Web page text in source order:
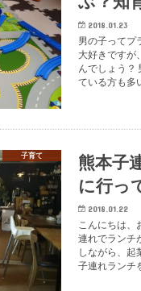
2018.01.23
男の子ってプ
大好きですが
んでしょう？
ている方も多
子育て
熊本子
に行っ
2018.01.22
こんにちは、
連れでランチ
しながら、起
子連れランチ